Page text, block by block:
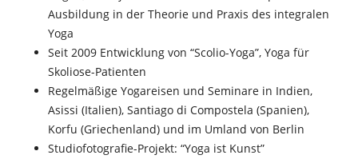
Ausbildung in der Theorie und Praxis des integralen
Yoga
Seit 2009 Entwicklung von “Scolio-Yoga”, Yoga für
Skoliose-Patienten
Regelmäßige Yogareisen und Seminare in Indien,
Asissi (Italien), Santiago di Compostela (Spanien),
Korfu (Griechenland) und im Umland von Berlin
Studiofotografie-Projekt: “Yoga ist Kunst”